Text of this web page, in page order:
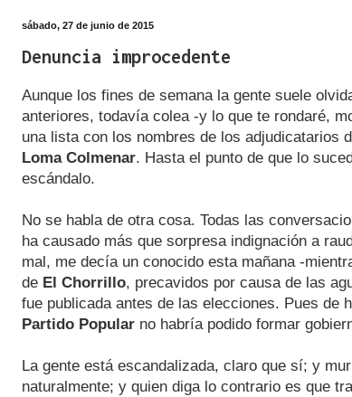
sábado, 27 de junio de 2015
Denuncia improcedente
Aunque los fines de semana la gente suele
anteriores, todavía colea -y lo que te rondaré,
una lista con los nombres de los adjudicatarios
Loma Colmenar. Hasta el punto de que lo
escándalo.
No se habla de otra cosa. Todas las
ha causado más que sorpresa indignación a
mal, me decía un conocido esta mañana -
de El Chorrillo, precavidos por causa de las
fue publicada antes de las elecciones. Pues de
Partido Popular no habría podido formar
La gente está escandalizada, claro que sí; y
naturalmente; y quien diga lo contrario es que